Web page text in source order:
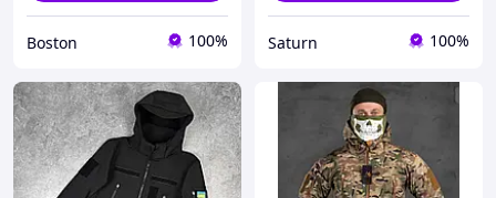
Boston 100% Saturn 100%